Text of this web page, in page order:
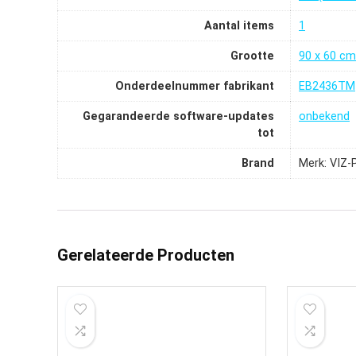
Aantal items ‎1
Grootte ‎90 x 60 cm
Onderdeelnummer fabrikant ‎EB2436TM
Gegarandeerde software-updates
tot
‎onbekend
Brand Merk: VIZ-
Gerelateerde Producten